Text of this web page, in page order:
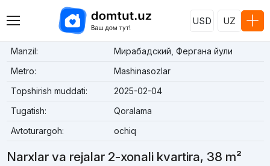
USD UZ
Manzil:
Мирабадский, Фергана йули
Metro:
Mashinasozlar
Topshirish muddati:
2025-02-04
Tugatish:
Qoralama
Avtoturargoh:
ochiq
Narxlar va rejalar 2-xonali kvartira, 38 m²